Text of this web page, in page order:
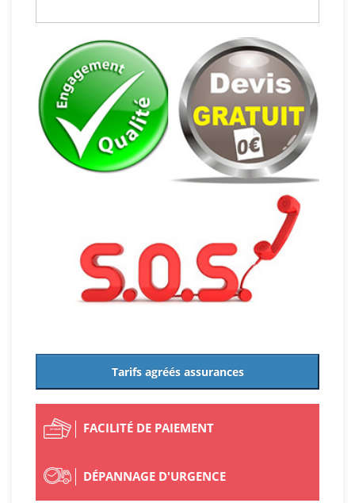
Tarifs agréés assurances
FACILITÉ DE PAIEMENT
DÉPANNAGE D'URGENCE